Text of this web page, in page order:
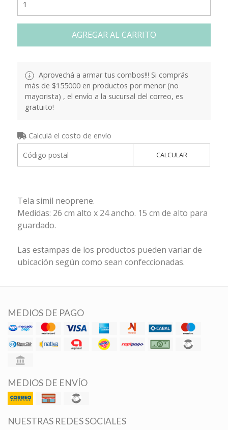
AGREGAR AL CARRITO
Aprovechá a armar tus combos!!! Si comprás
más de $155000 en productos por menor (no
mayorista) , el envío a la sucursal del correo, es
gratuito!
Calculá el costo de envío
CALCULAR
Tela simil neoprene.
Medidas: 26 cm alto x 24 ancho. 15 cm de alto para
guardado.
Las estampas de los productos pueden variar de
ubicación según como sean confeccionadas.
MEDIOS DE PAGO
MEDIOS DE ENVÍO
NUESTRAS REDES SOCIALES